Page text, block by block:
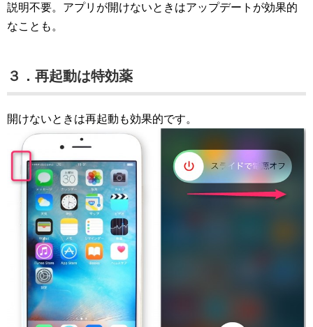
説明不要。アプリが開けないときはアップデートが効果的
なことも。
３．再起動は特効薬
開けないときは再起動も効果的です。